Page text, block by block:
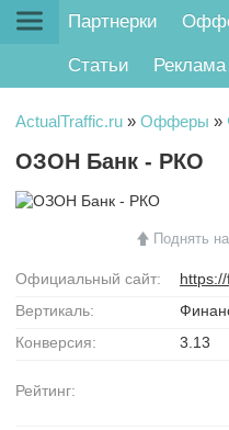
Партнерки
Статьи Реклама
ActualTraffic.ru » Офферы »
ОЗОН Банк - РКО
Поднять
Официальный сайт:
Вертикаль:
Конверсия:
3.13
Рейтинг: